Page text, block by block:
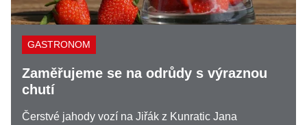
GASTRONOM
Zaměřujeme se na odrůdy s výraznou
chutí
Čerstvé jahody vozí na Jiřák z Kunratic Jana